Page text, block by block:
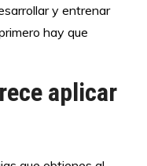
y entrenar
hay que
aplicar